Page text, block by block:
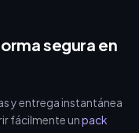
segura en
y entrega instantánea
fácilmente unpack